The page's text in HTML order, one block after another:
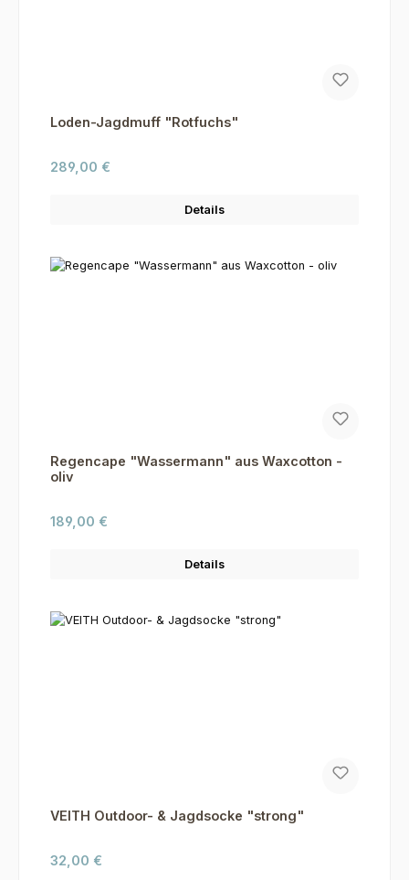
Loden-Jagdmuff "Rotfuchs"
Regulärer Preis:
289,00 €
Details
Regencape "Wassermann" aus Waxcotton -
oliv
Regulärer Preis:
189,00 €
Details
VEITH Outdoor- & Jagdsocke "strong"
Regulärer Preis:
32,00 €